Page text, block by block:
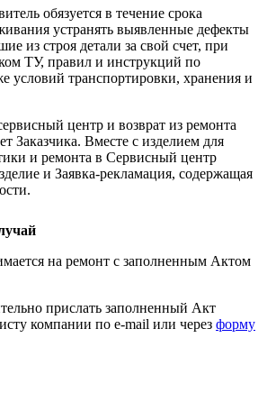
обязуется в течение срока
устранять выявленные дефекты
из строя детали за свой счет, при
ТУ, правил и инструкций по
условий транспортировки, хранения и
центр и возврат из ремонта
Заказчика. Вместе с изделием для
и ремонта в Сервисный центр
и Заявка-рекламация, содержащая
на ремонт с заполненным Актом
прислать заполненный Акт
компании по e-mail или через форму